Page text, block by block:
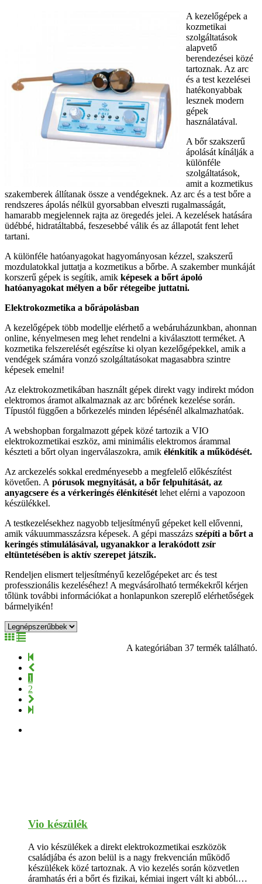
A kezelőgépek a
kozmetikai
szolgáltatások
alapvető
berendezései közé
tartoznak. Az arc
és a test kezelései
hatékonyabbak
lesznek modern
gépek
használatával.
A bőr szakszerű
ápolását kínálják a
különféle
szolgáltatások,
amit a kozmetikus
szakemberek állítanak össze a vendégeknek. Az arc és a test bőre a
rendszeres ápolás nélkül gyorsabban elveszti rugalmasságát,
hamarabb megjelennek rajta az öregedés jelei. A kezelések hatására
üdébbé, hidratáltabbá, feszesebbé válik és az állapotát fent lehet
tartani.
A különféle hatóanyagokat hagyományosan kézzel, szakszerű
mozdulatokkal juttatja a kozmetikus a bőrbe. A szakember munkáját
korszerű gépek is segítik, amik képesek a bőrt ápoló
hatóanyagokat mélyen a bőr rétegeibe juttatni.
Elektrokozmetika a bőrápolásban
A kezelőgépek több modellje elérhető a webáruházunkban, ahonnan
online, kényelmesen meg lehet rendelni a kiválasztott terméket. A
kozmetika felszerelését egészítse ki olyan kezelőgépekkel, amik a
vendégek számára vonzó szolgáltatásokat magasabbra szintre
képesek emelni!
Az elektrokozmetikában használt gépek direkt vagy indirekt módon
elektromos áramot alkalmaznak az arc bőrének kezelése során.
Típustól függően a bőrkezelés minden lépésénél alkalmazhatóak.
A webshopban forgalmazott gépek közé tartozik a VIO
elektrokozmetikai eszköz, ami minimális elektromos árammal
készteti a bőrt olyan ingerválaszokra, amik élénkítik a működését.
Az arckezelés sokkal eredményesebb a megfelelő előkészítést
követően. A pórusok megnyitását, a bőr felpuhítását, az
anyagcsere és a vérkeringés élénkítését lehet elérni a vapozoon
készülékkel.
A testkezelésekhez nagyobb teljesítményű gépeket kell elővenni,
amik vákuummasszázsra képesek. A gépi masszázs szépíti a bőrt a
keringés stimulálásával, ugyanakkor a lerakódott zsír
eltüntetésében is aktív szerepet játszik.
Rendeljen elismert teljesítményű kezelőgépeket arc és test
professzionális kezeléséhez! A megvásárolható termékekről kérjen
tőlünk további információkat a honlapunkon szereplő elérhetőségek
bármelyikén!
A kategóriában 37 termék található.
1
2
Vio készülék
A vio készülékek a direkt elektrokozmetikai eszközök
családjába és azon belül is a nagy frekvencián működő
készülékek közé tartoznak. A vio kezelés során közvetlen
áramhatás éri a bőrt és fizikai, kémiai ingert vált ki abból.…